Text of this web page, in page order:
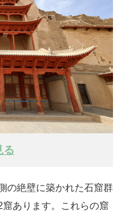
る
の絶壁に築かれた石窟群
あります。これらの窟